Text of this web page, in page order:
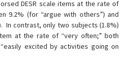
DESR scale items at the rate of
9.2% (for “argue with others”) and
In contrast, only two subjects (1.8%)
at the rate of “very often;” both
excited by activities going on